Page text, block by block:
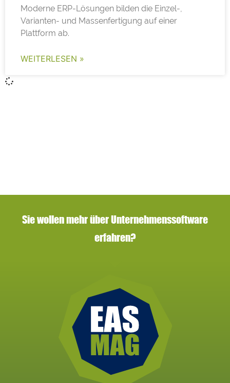
Moderne ERP-Lösungen bilden die Einzel-,
Varianten- und Massenfertigung auf einer
Plattform ab.
WEITERLESEN »
Sie wollen mehr über Unternehmenssoftware
erfahren?